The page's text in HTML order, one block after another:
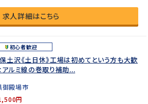
求人詳細はこちら
初心者歓迎
土沢《土日休》工場は初めてという方も大歓
ルミ線の巻取り補助...
御殿場市
円